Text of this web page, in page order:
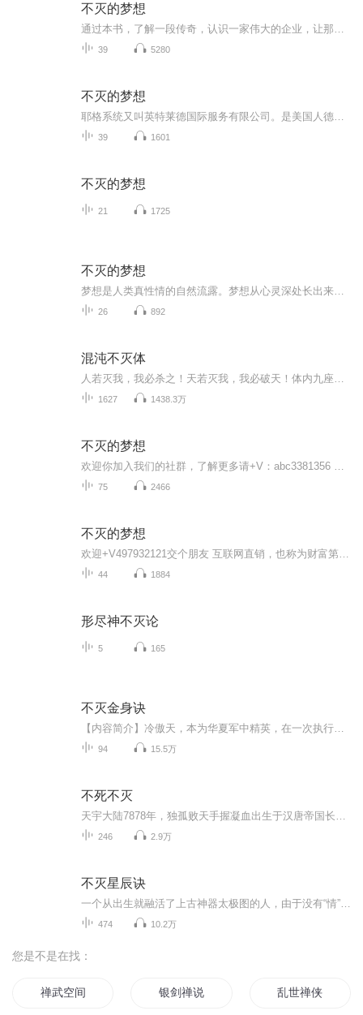
不灭的梦想
39 5280
不灭的梦想
39 1601
不灭的梦想
21 1725
不灭的梦想
26 892
混沌不灭体
1627 1438.3万
不灭的梦想
75 2466
不灭的梦想
44 1884
形尽神不灭论
5 165
不灭金身诀
94 15.5万
不死不灭
246 2.9万
不灭星辰诀
474 10.2万
您是不是在找：
禅武空间 银剑禅说 乱世禅侠